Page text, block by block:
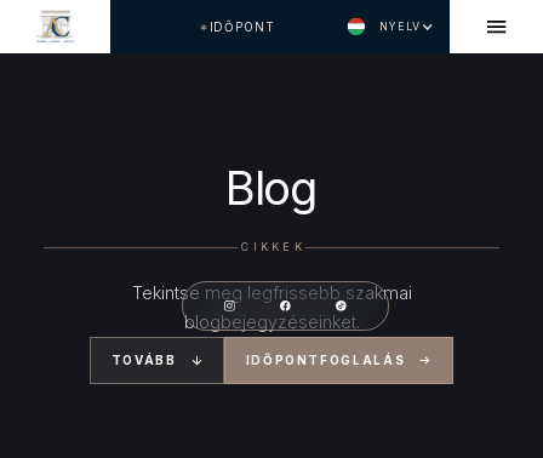
IDŐPONT NYELV
Blog
CIKKEK
Tekintse meg legfrissebb szakmai
blogbejegyzéseinket.
TOVÁBB IDŐPONTFOGLALÁS